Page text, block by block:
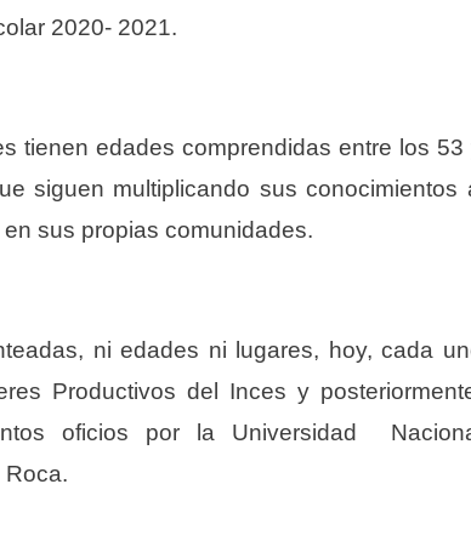
2020- 2021.
tienen edades comprendidas entre los 53
siguen multiplicando sus conocimientos
sus propias comunidades.
ni edades ni lugares, hoy, cada
Productivos del Inces y
oficios por la Universidad
Roca.